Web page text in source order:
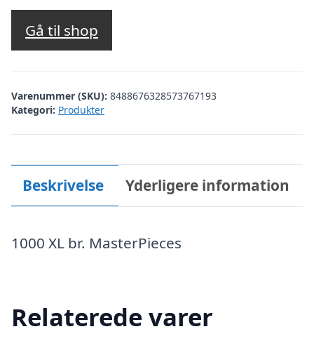
Gå til shop
Varenummer (SKU): 8488676328573767193
Kategori: Produkter
Beskrivelse Yderligere information
1000 XL br. MasterPieces
Relaterede varer